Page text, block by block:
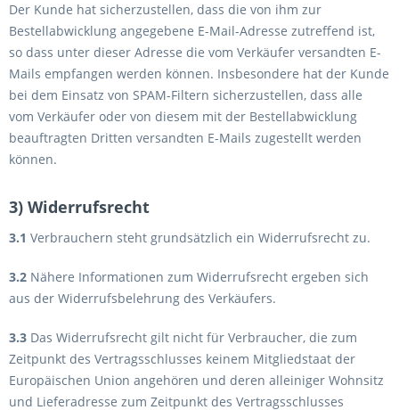
Der Kunde hat sicherzustellen, dass die von ihm zur
Bestellabwicklung angegebene E-Mail-Adresse zutreffend ist,
so dass unter dieser Adresse die vom Verkäufer versandten E-
Mails empfangen werden können. Insbesondere hat der Kunde
bei dem Einsatz von SPAM-Filtern sicherzustellen, dass alle
vom Verkäufer oder von diesem mit der Bestellabwicklung
beauftragten Dritten versandten E-Mails zugestellt werden
können.
3) Widerrufsrecht
3.1 Verbrauchern steht grundsätzlich ein Widerrufsrecht zu.
3.2 Nähere Informationen zum Widerrufsrecht ergeben sich
aus der Widerrufsbelehrung des Verkäufers.
3.3 Das Widerrufsrecht gilt nicht für Verbraucher, die zum
Zeitpunkt des Vertragsschlusses keinem Mitgliedstaat der
Europäischen Union angehören und deren alleiniger Wohnsitz
und Lieferadresse zum Zeitpunkt des Vertragsschlusses